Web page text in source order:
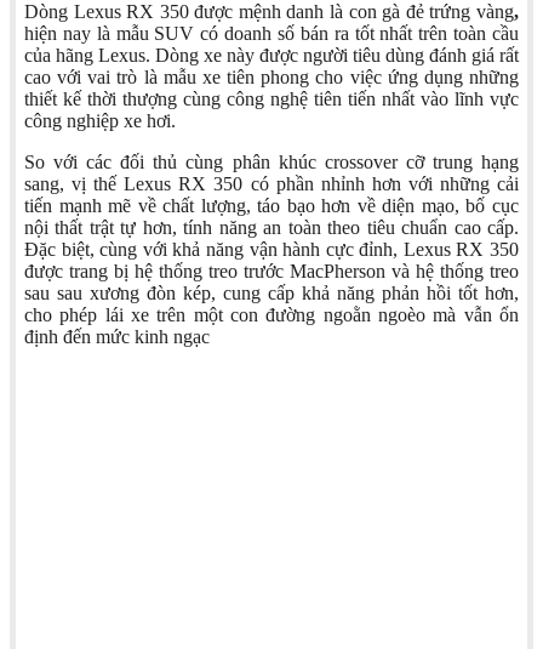
Dòng Lexus RX 350 được mệnh danh là con gà đẻ trứng vàng,
hiện nay là mẫu SUV có doanh số bán ra tốt nhất trên toàn cầu
của hãng Lexus. Dòng xe này được người tiêu dùng đánh giá rất
cao với vai trò là mẫu xe tiên phong cho việc ứng dụng những
thiết kế thời thượng cùng công nghệ tiên tiến nhất vào lĩnh vực
công nghiệp xe hơi.
So với các đối thủ cùng phân khúc crossover cỡ trung hạng
sang, vị thế Lexus RX 350 có phần nhỉnh hơn với những cải
tiến mạnh mẽ về chất lượng, táo bạo hơn về diện mạo, bố cục
nội thất trật tự hơn, tính năng an toàn theo tiêu chuẩn cao cấp.
Đặc biệt, cùng với khả năng vận hành cực đỉnh, Lexus RX 350
được trang bị hệ thống treo trước MacPherson và hệ thống treo
sau sau xương đòn kép, cung cấp khả năng phản hồi tốt hơn,
cho phép lái xe trên một con đường ngoằn ngoèo mà vẫn ổn
định đến mức kinh ngạc